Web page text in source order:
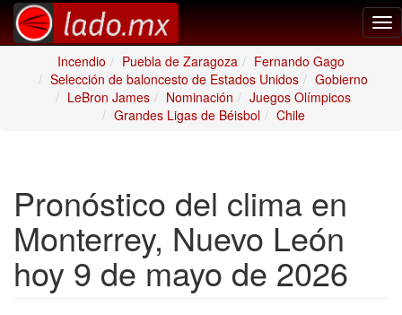
Incendio
Puebla de Zaragoza
Fernando Gago
Selección de baloncesto de Estados Unidos
Gobierno
LeBron James
Nominación
Juegos Olímpicos
Grandes Ligas de Béisbol
Chile
Pronóstico del clima en
Monterrey, Nuevo León
hoy 9 de mayo de 2026